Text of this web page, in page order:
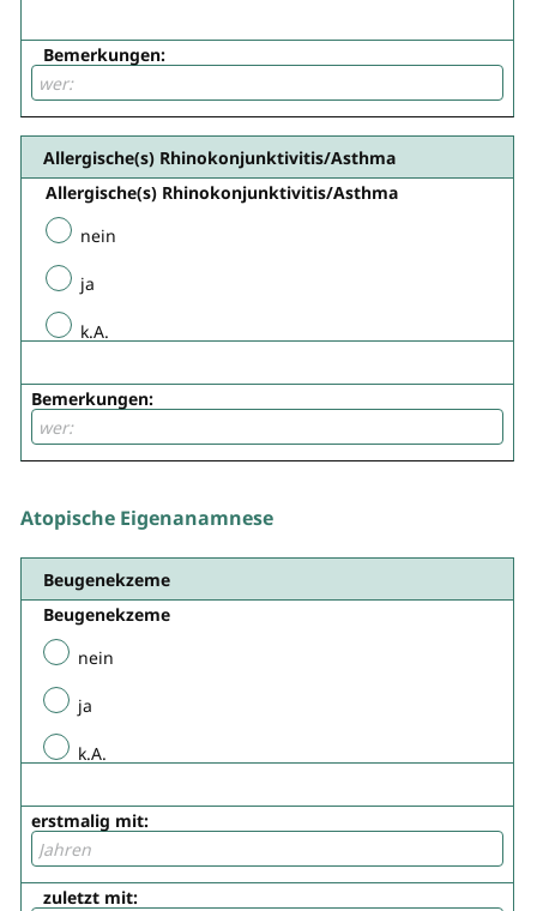
Bemerkungen:
Allergische(s) Rhinokonjunktivitis/Asthma
Allergische(s) Rhinokonjunktivitis/Asthma
nein
ja
k.A.
Bemerkungen:
Atopische Eigenanamnese
Beugenekzem​e
Beugenekzeme
nein
ja
k.A.
erstmalig mit:
zuletzt mit: